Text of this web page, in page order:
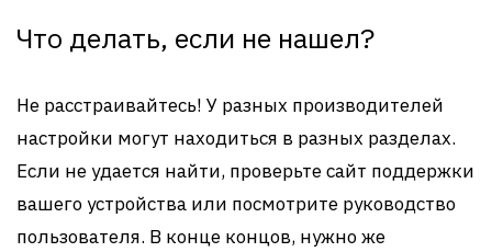
Что делать, если не нашел?
Не расстраивайтесь! У разных производителей
настройки могут находиться в разных разделах.
Если не удается найти, проверьте сайт поддержки
вашего устройства или посмотрите руководство
пользователя. В конце концов, нужно же